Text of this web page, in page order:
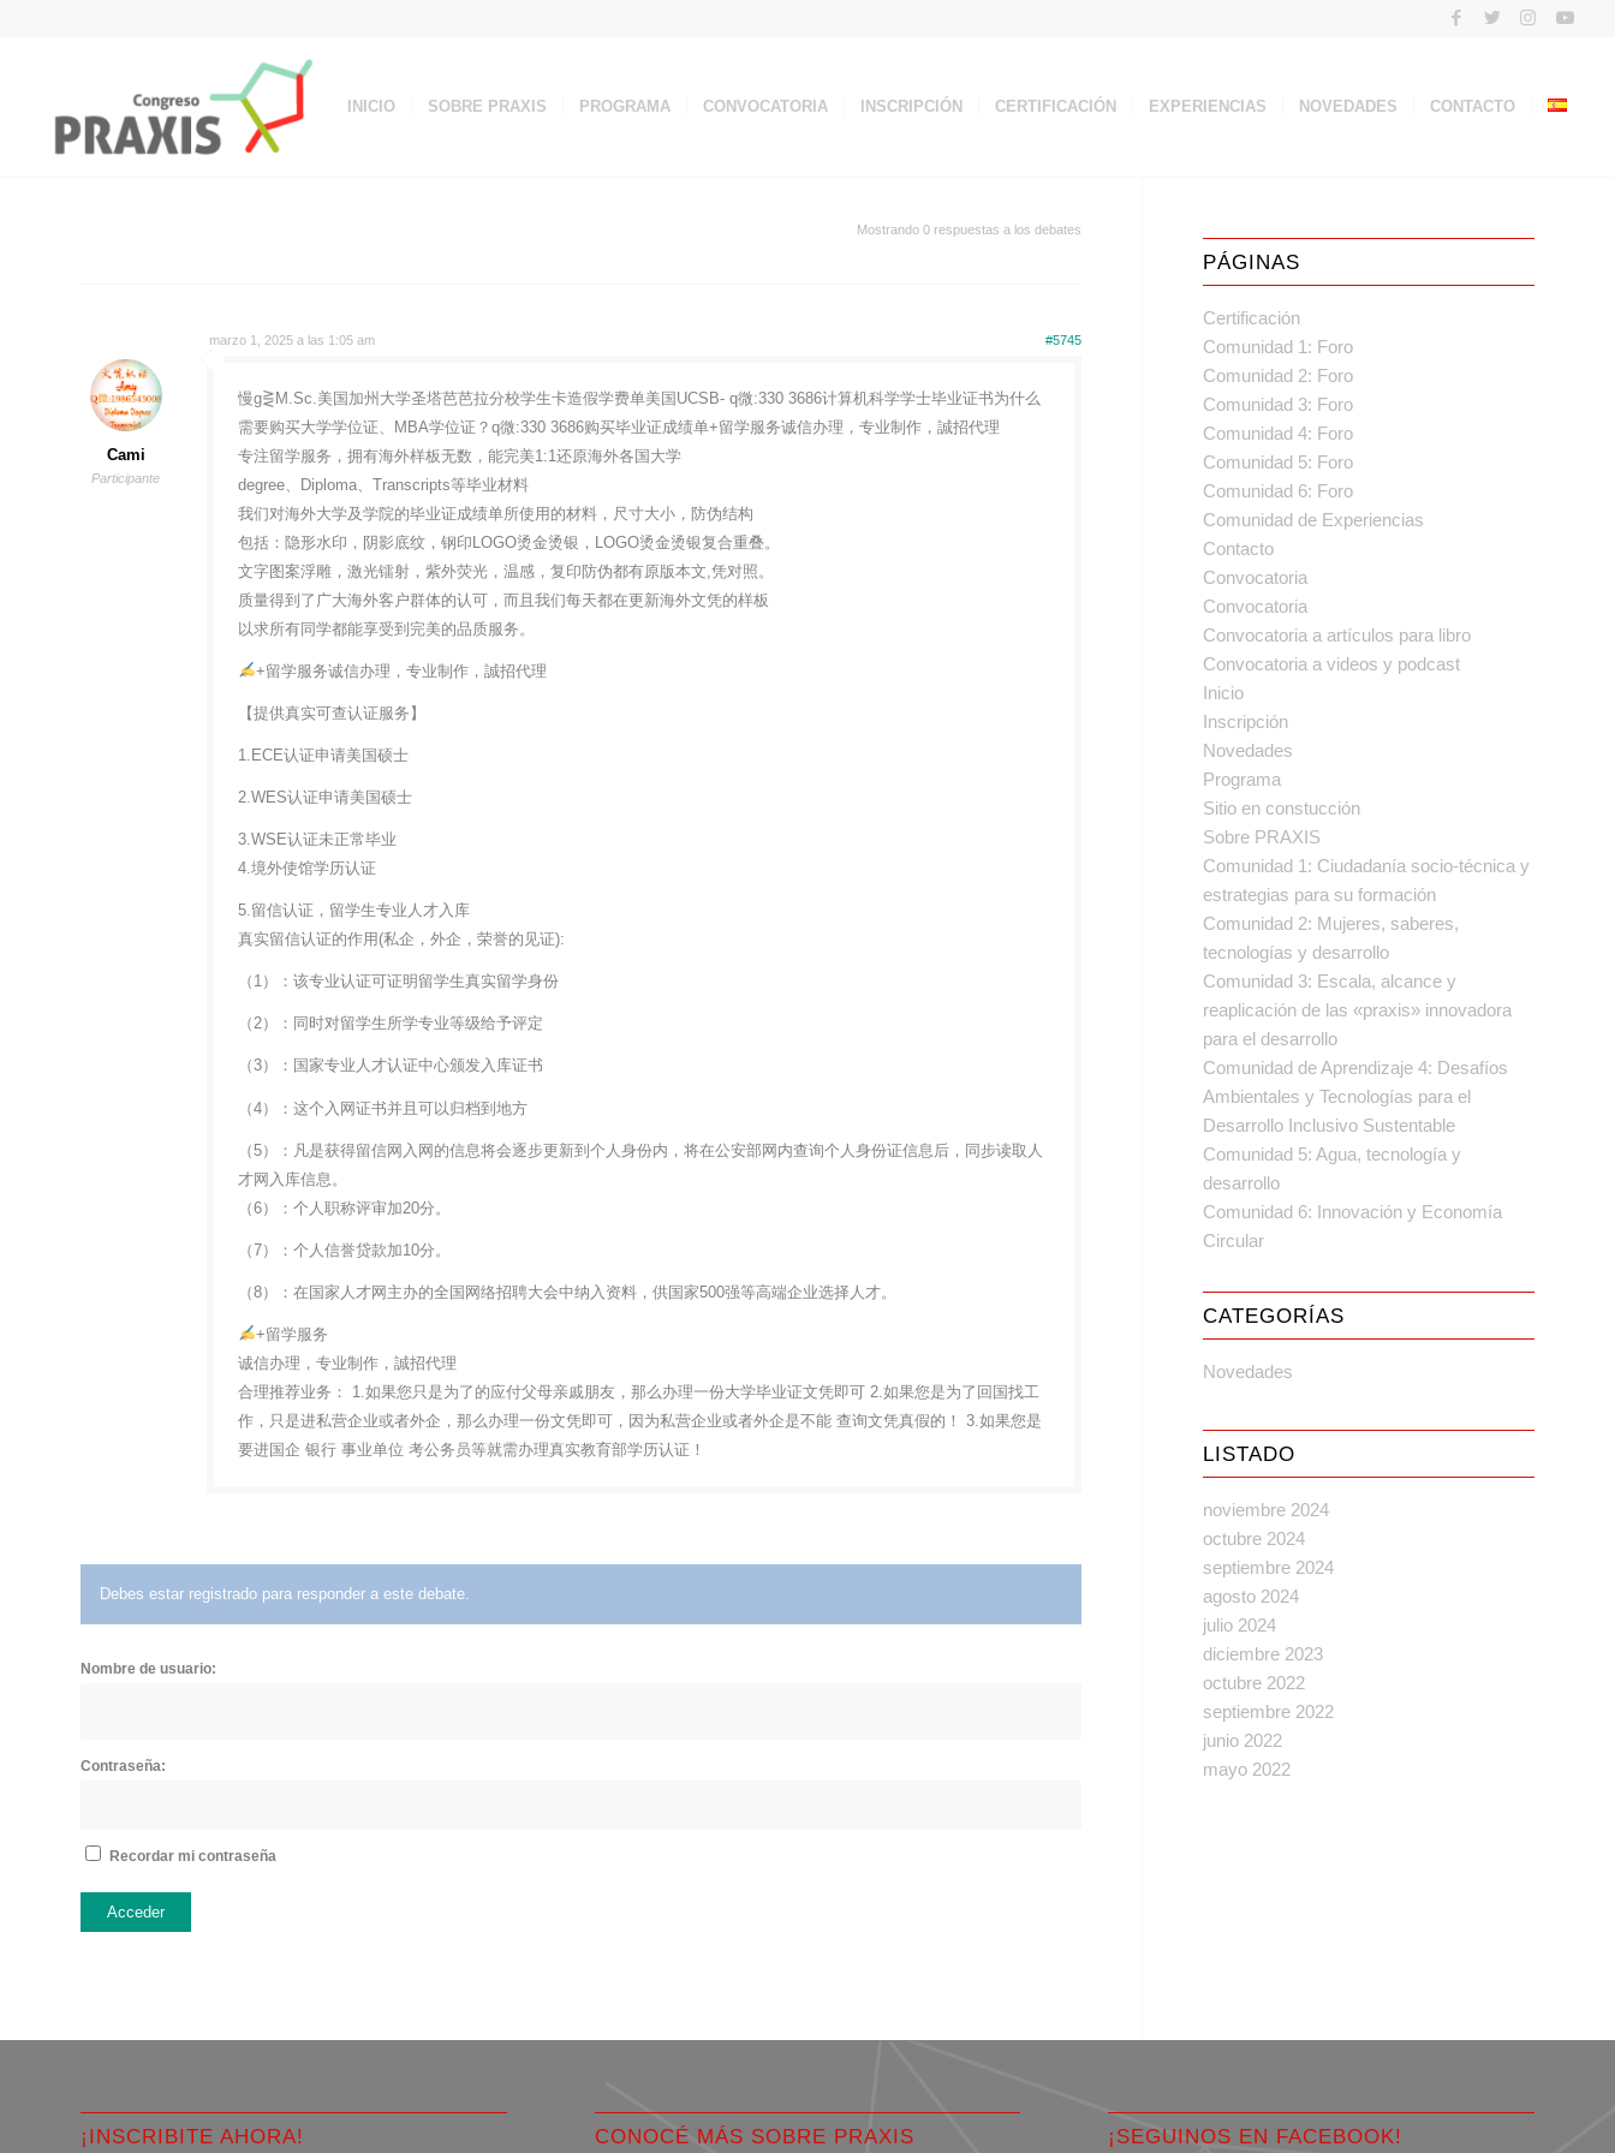
INICIO SOBRE PRAXIS PROGRAMA CONVOCATORIA INSCRIPCIÓN CERTIFICACIÓN EXPERIENCIAS NOVEDADES CONTACTO
Mostrando 0 respuestas a los debates
marzo 1, 2025 a las 1:05 am #5745
Cami
Participante
慢g⋛M.Sc.美国加州大学圣塔芭芭拉分校学生卡造假学费单美国UCSB- q微:330 3686计算机科学学士毕业证书为什么
需要购买大学学位证、MBA学位证？q微:330 3686购买毕业证成绩单+留学服务诚信办理，专业制作，誠招代理
专注留学服务，拥有海外样板无数，能完美1:1还原海外各国大学
degree、Diploma、Transcripts等毕业材料
我们对海外大学及学院的毕业证成绩单所使用的材料，尺寸大小，防伪结构
包括：隐形水印，阴影底纹，钢印LOGO烫金烫银，LOGO烫金烫银复合重叠。
文字图案浮雕，激光镭射，紫外荧光，温感，复印防伪都有原版本文,凭对照。
质量得到了广大海外客户群体的认可，而且我们每天都在更新海外文凭的样板
以求所有同学都能享受到完美的品质服务。
+留学服务诚信办理，专业制作，誠招代理
【提供真实可查认证服务】
1.ECE认证申请美国硕士
2.WES认证申请美国硕士
3.WSE认证未正常毕业
4.境外使馆学历认证
5.留信认证，留学生专业人才入库
真实留信认证的作用(私企，外企，荣誉的见证):
（1）：该专业认证可证明留学生真实留学身份
（2）：同时对留学生所学专业等级给予评定
（3）：国家专业人才认证中心颁发入库证书
（4）：这个入网证书并且可以归档到地方
（5）：凡是获得留信网入网的信息将会逐步更新到个人身份内，将在公安部网内查询个人身份证信息后，同步读取人
才网入库信息。
（6）：个人职称评审加20分。
（7）：个人信誉贷款加10分。
（8）：在国家人才网主办的全国网络招聘大会中纳入资料，供国家500强等高端企业选择人才。
+留学服务
诚信办理，专业制作，誠招代理
合理推荐业务： 1.如果您只是为了的应付父母亲戚朋友，那么办理一份大学毕业证文凭即可 2.如果您是为了回国找工
作，只是进私营企业或者外企，那么办理一份文凭即可，因为私营企业或者外企是不能 查询文凭真假的！ 3.如果您是
要进国企 银行 事业单位 考公务员等就需办理真实教育部学历认证！
Debes estar registrado para responder a este debate.
Nombre de usuario:
Contraseña:
Recordar mi contraseña
Acceder
PÁGINAS
Certificación
Comunidad 1: Foro
Comunidad 2: Foro
Comunidad 3: Foro
Comunidad 4: Foro
Comunidad 5: Foro
Comunidad 6: Foro
Comunidad de Experiencias
Contacto
Convocatoria
Convocatoria
Convocatoria a artículos para libro
Convocatoria a videos y podcast
Inicio
Inscripción
Novedades
Programa
Sitio en constucción
Sobre PRAXIS
Comunidad 1: Ciudadanía socio-técnica y
estrategias para su formación
Comunidad 2: Mujeres, saberes,
tecnologías y desarrollo
Comunidad 3: Escala, alcance y
reaplicación de las «praxis» innovadora
para el desarrollo
Comunidad de Aprendizaje 4: Desafíos
Ambientales y Tecnologías para el
Desarrollo Inclusivo Sustentable
Comunidad 5: Agua, tecnología y
desarrollo
Comunidad 6: Innovación y Economía
Circular
CATEGORÍAS
Novedades
LISTADO
noviembre 2024
octubre 2024
septiembre 2024
agosto 2024
julio 2024
diciembre 2023
octubre 2022
septiembre 2022
junio 2022
mayo 2022
¡INSCRIBITE AHORA! CONOCÉ MÁS SOBRE PRAXIS ¡SEGUINOS EN FACEBOOK!